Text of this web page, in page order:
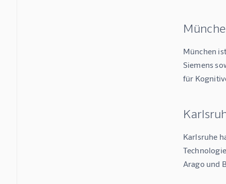
München
Siemens
für
Karlsruhe
Arago und